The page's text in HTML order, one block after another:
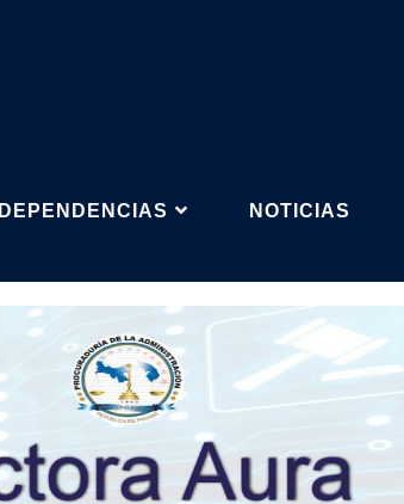
DEPENDENCIAS NOTICIAS